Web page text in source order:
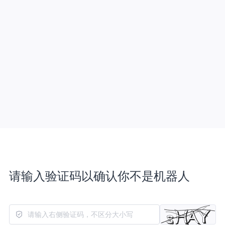
请输入验证码以确认你不是机器人